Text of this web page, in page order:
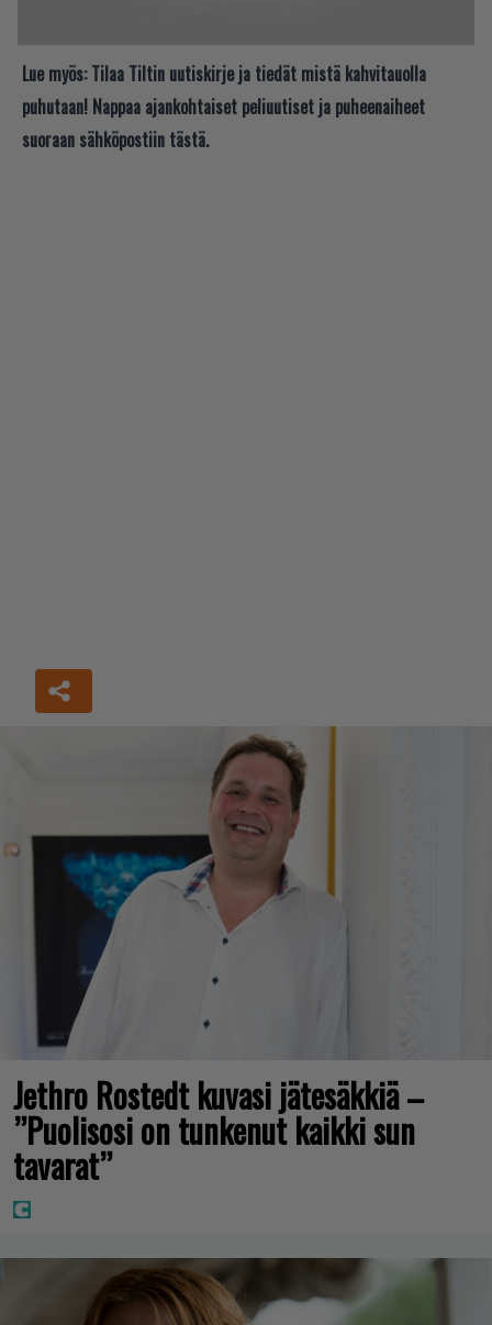
Lue myös: Tilaa Tiltin uutiskirje ja tiedät mistä kahvitauolla
puhutaan! Nappaa ajankohtaiset peliuutiset ja puheenaiheet
suoraan sähköpostiin tästä.
Jethro Rostedt kuvasi jätesäkkiä –
”Puolisosi on tunkenut kaikki sun
tavarat”